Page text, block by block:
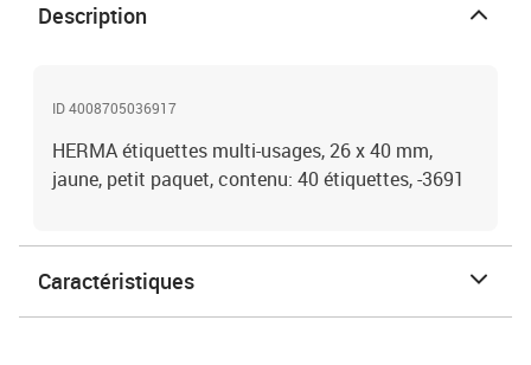
Description
ID 4008705036917
HERMA étiquettes multi-usages, 26 x 40 mm,
jaune, petit paquet, contenu: 40 étiquettes, -3691
Caractéristiques